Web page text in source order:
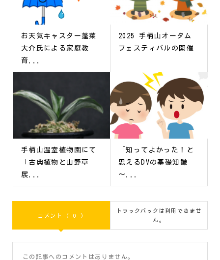
お天気キャスター蓬莱
大介氏による家庭教
育...
2025 手柄山オータム
フェスティバルの開催
手柄山温室植物園にて
「古典植物と山野草
展...
「知ってよかった！と
思えるDVの基礎知識
～...
コメント ( 0 )
トラックバックは利用できませ
ん。
この記事へのコメントはありません。